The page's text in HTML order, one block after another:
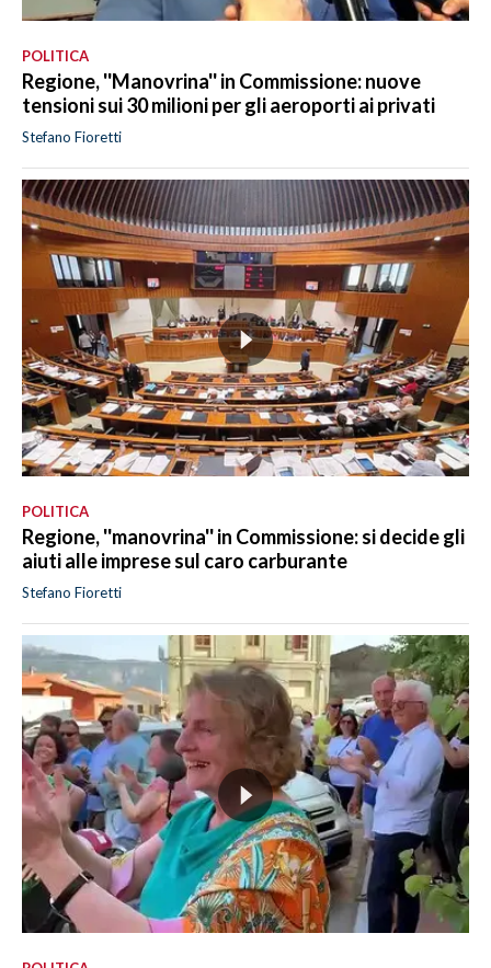
POLITICA
Regione, ''Manovrina'' in Commissione: nuove
tensioni sui 30 milioni per gli aeroporti ai privati
Stefano Fioretti
POLITICA
Regione, ''manovrina'' in Commissione: si decide gli
aiuti alle imprese sul caro carburante
Stefano Fioretti